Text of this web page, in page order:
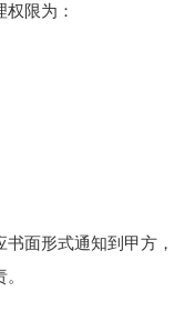
限为：
面形式通知到甲方，